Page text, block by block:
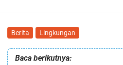
Berita Lingkungan
Baca berikutnya: